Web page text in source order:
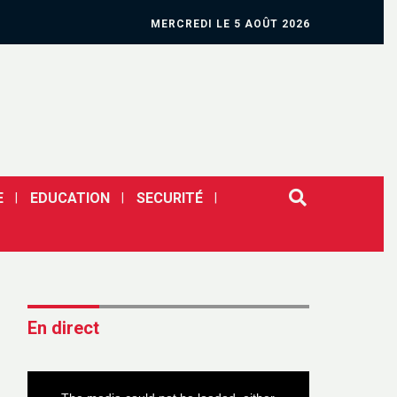
MERCREDI LE 5 AOÛT 2026
EDUCATION SECURITÉ
En direct